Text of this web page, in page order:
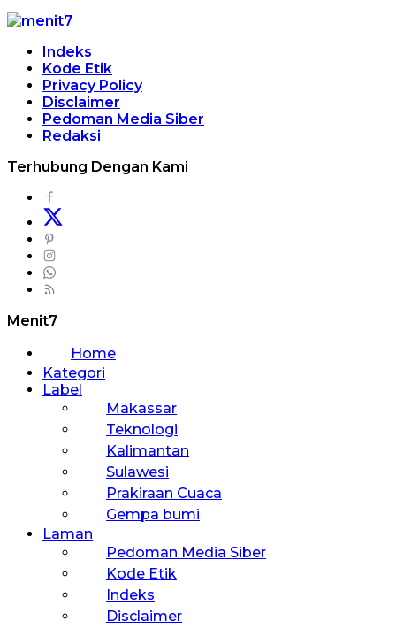
Indeks
Kode Etik
Privacy Policy
Disclaimer
Pedoman Media Siber
Redaksi
Terhubung Dengan Kami
Menit7
Home
Kategori
Label
Makassar
Teknologi
Kalimantan
Sulawesi
Prakiraan Cuaca
Gempa bumi
Laman
Pedoman Media Siber
Kode Etik
Indeks
Disclaimer